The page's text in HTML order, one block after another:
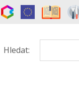
Hledat: